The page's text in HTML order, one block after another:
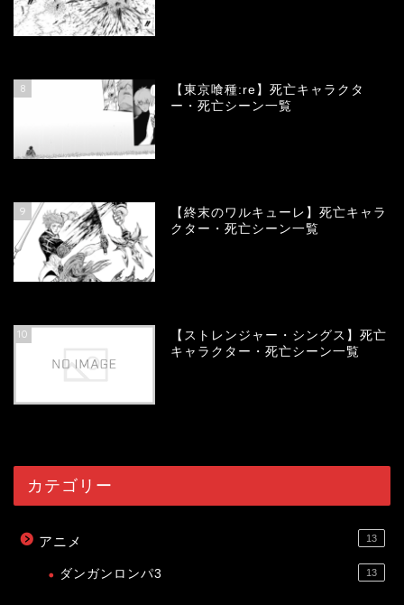
8
【東京喰種:re】死亡キャラクタ
ー・死亡シーン一覧
9
【終末のワルキューレ】死亡キャラ
クター・死亡シーン一覧
10
【ストレンジャー・シングス】死亡
キャラクター・死亡シーン一覧
カテゴリー
アニメ 13
ダンガンロンパ3 13